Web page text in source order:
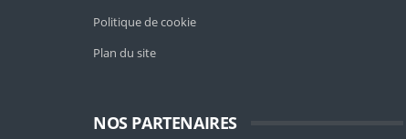
Politique de cookie
Plan du site
NOS PARTENAIRES